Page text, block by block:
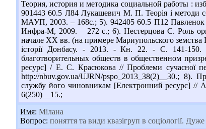
Теория, история и методика социальной работы :
901443 60.5 Л84 Лукашевич М. П. Теорія і методи
МАУП, 2003. – 168с.; 5). 942405 60.5 П12
Инфра-М, 2009. – 272 с.; 6). Нестерцова С. Роль
начале ХХ вв. (на примере Мариупольского
історії Донбасу. - 2013. - Кн. 22. - С. 141-150.
благотворительных обществ в общественном
ресурс] / Е. С. Красюкова // Проблеми сучасної
http://nbuv.gov.ua/UJRN/pspo_2013_38(2)__30.; 8).
службу його чиновникам [Електронний ресурс] //
6(250)__15.;
Имя: Мілана
Вопрос: поняття та види квазігруп в соціології.